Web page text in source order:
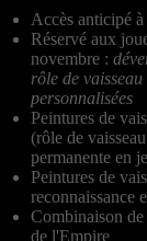
Accès anticipé
Réservé aux
novembre :
rôle de
personnalisées
Peintures de
(rôle de
permanente en
Peintures de
reconnaissance
Combinaison
de l'Empire